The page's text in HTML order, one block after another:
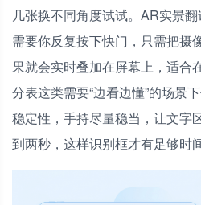
几张换不同角度试试。AR实景
需要你反复按下快门，只需把摄
果就会实时叠加在屏幕上，适合
分表这类需要“边看边懂”的场景
稳定性，手持尽量稳当，让文字
到两秒，这样识别框才有足够时